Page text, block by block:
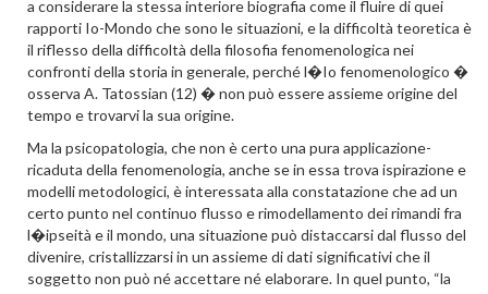
a considerare la stessa interiore biografia come il fluire di quei
rapporti Io-Mondo che sono le situazioni, e la difficoltà teoretica è
il riflesso della difficoltà della filosofia fenomenologica nei
confronti della storia in generale, perché l�Io fenomenologico �
osserva A. Tatossian (12) � non può essere assieme origine del
tempo e trovarvi la sua origine.
Ma la psicopatologia, che non è certo una pura applicazione-
ricaduta della fenomenologia, anche se in essa trova ispirazione e
modelli metodologici, è interessata alla constatazione che ad un
certo punto nel continuo flusso e rimodellamento dei rimandi fra
l�ipseità e il mondo, una situazione può distaccarsi dal flusso del
divenire, cristallizzarsi in un assieme di dati significativi che il
soggetto non può né accettare né elaborare. In quel punto, “la